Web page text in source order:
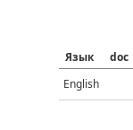
Язык
doc
English